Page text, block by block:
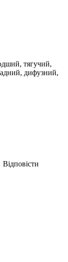
тягучий,
дифузний,
Відповісти